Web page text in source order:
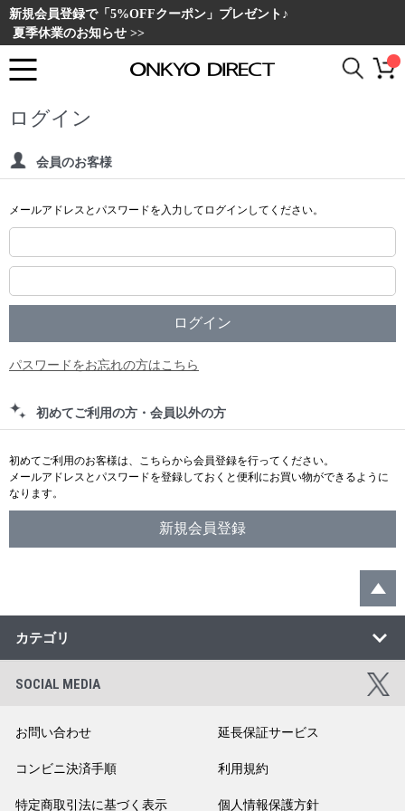
新規会員登録で「5%OFFクーポン」プレゼント♪
夏季休業のお知らせ >>
ログイン
会員のお客様
メールアドレスとパスワードを入力してログインしてください。
パスワードをお忘れの方はこちら
初めてご利用の方・会員以外の方
初めてご利用のお客様は、こちらから会員登録を行ってください。
メールアドレスとパスワードを登録しておくと便利にお買い物ができるように
なります。
カテゴリ
SOCIAL MEDIA
お問い合わせ 延長保証サービス
コンビニ決済手順 利用規約
特定商取引法に基づく表示 個人情報保護方針